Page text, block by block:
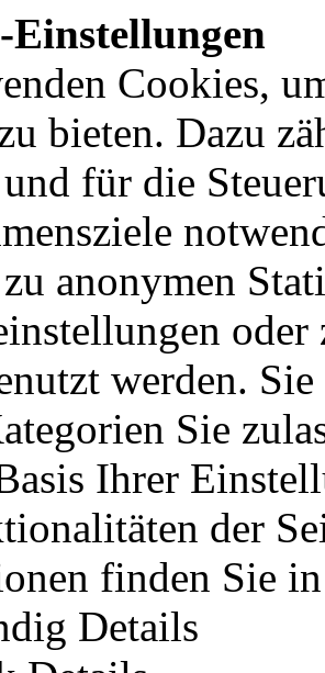
Einstellungen
Cookies,
bieten. Dazu
für die
anonymen
oder
werden.
Sie
Ihrer
der
finden Sie
Details